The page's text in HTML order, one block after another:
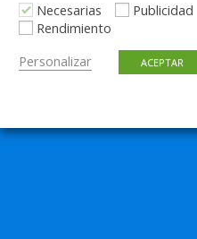
Móvil
Necesarias
Publicidad
Rendimiento
Personalizar
ACEPTAR